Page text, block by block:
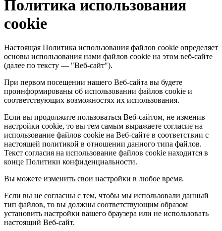
Политика использования
cookie
Настоящая Политика использования файлов cookie определяет
основы использования нами файлов cookie на этом веб-сайте
(далее по тексту — "Веб-сайт").
При первом посещении нашего Веб-сайта вы будете
проинформированы об использовании файлов cookie и
соответствующих возможностях их использования.
Если вы продолжите пользоваться Веб-сайтом, не изменив
настройки cookie, то вы тем самым выражаете согласие на
использование файлов cookie на Веб-сайте в соответствии с
настоящей политикой в отношении данного типа файлов.
Текст согласия на использование файлов cookie находится в
конце Политики конфиденциальности.
Вы можете изменить свои настройки в любое время.
Если вы не согласны с тем, чтобы мы использовали данный
тип файлов, то вы должны соответствующим образом
установить настройки вашего браузера или не использовать
настоящий Веб-сайт.